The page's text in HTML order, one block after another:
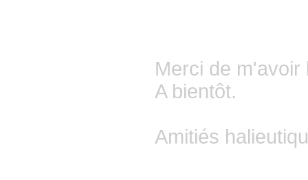
Merci de m'avoir
A bientôt.
Amitiés